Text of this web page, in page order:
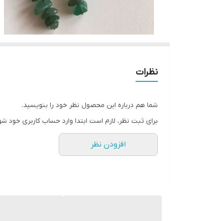
نظرات
شما هم درباره این محصول نظر خود را بنویسید.
برای ثبت نظر، لازم است ابتدا وارد حساب کاربری خود
افزودن نظر